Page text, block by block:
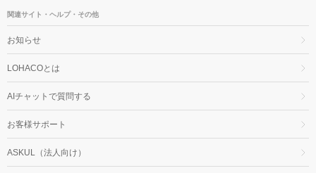
関連サイト・ヘルプ・その他
お知らせ
LOHACOとは
AIチャットで質問する
お客様サポート
ASKUL（法人向け）